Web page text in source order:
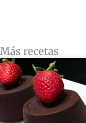
Más recetas